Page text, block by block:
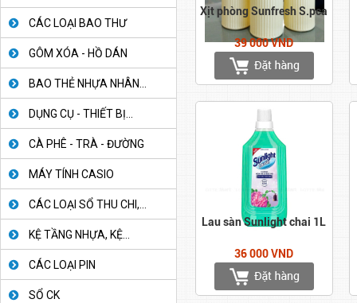
CÁC LOẠI BAO THƯ
GÔM XÓA - HỒ DÁN
BAO THẺ NHỰA NHÂN...
DỤNG CỤ - THIẾT BỊ...
CÀ PHÊ - TRÀ - ĐƯỜNG
MÁY TÍNH CASIO
CÁC LOẠI SỔ THU CHI,...
KỆ TẦNG NHỰA, KỆ...
CÁC LOẠI PIN
SỔ CK
Xịt phòng Sunfresh S.pca
39 000 VND
Lau sàn Sunlight chai 1L
36 000 VND